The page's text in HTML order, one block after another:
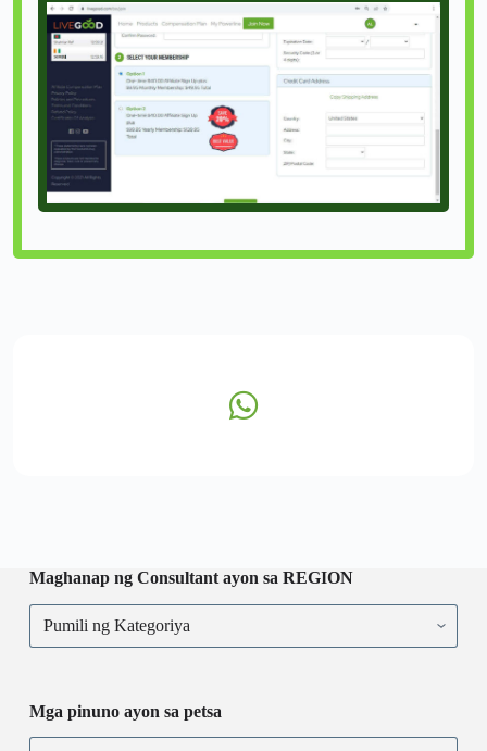
Maghanap ng Consultant ayon sa REGION
Mga pinuno ayon sa petsa